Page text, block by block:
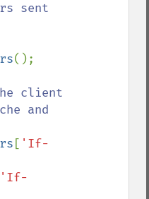
sent
();
client
and
[ 'If-
'If-